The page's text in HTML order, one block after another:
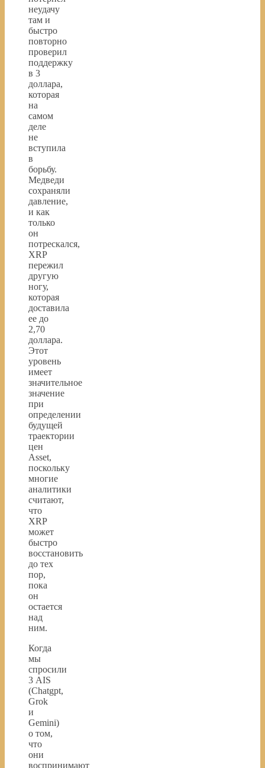
неудачу
там и
быстро
повторно
проверил
поддержку
в 3
доллара,
которая
на
самом
деле
не
вступила
в
борьбу.
Медведи
сохраняли
давление,
и как
только
он
потрескался,
XRP
пережил
другую
ногу,
которая
доставила
ее до
2,70
доллара.
Этот
уровень
имеет
значительное
значение
при
определении
будущей
траектории
цен
Asset,
поскольку
многие
аналитики
считают,
что
XRP
может
быстро
восстановить
до тех
пор,
пока
он
остается
над
ним.
Когда
мы
спросили
3 AIS
(Chatgpt,
Grok
и
Gemini)
о том,
что
они
воспринимают